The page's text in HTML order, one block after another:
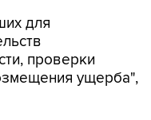
для
проверки
ущерба",